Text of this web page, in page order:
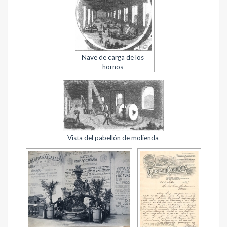
Nave de carga de los
hornos
Vista del pabellón de molienda